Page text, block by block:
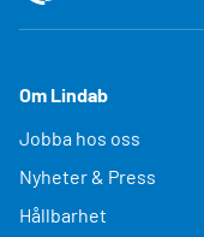
Om Lindab
Jobba hos oss
Nyheter & Press
Hållbarhet